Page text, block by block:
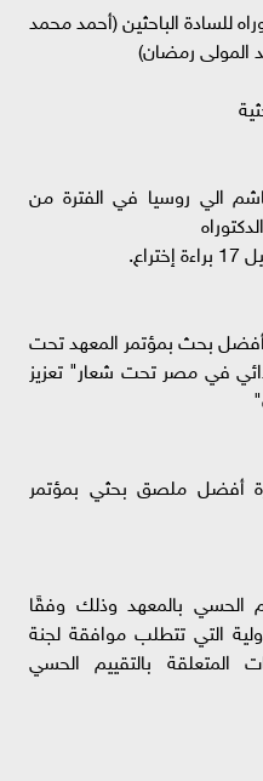
(2) رسالة دكتوراه للسادة الباحثين (أحمد محمد
المولى رمضان)
الي روسيا في الفترة من
بحث بمؤتمر المعهد تحت
في مصر تحت شعار" تعزيز
أفضل ملصق بحثي بمؤتمر
الحسي بالمعهد وذلك وفقًا
التي تتطلب موافقة لجنة
المتعلقة بالتقييم الحسي